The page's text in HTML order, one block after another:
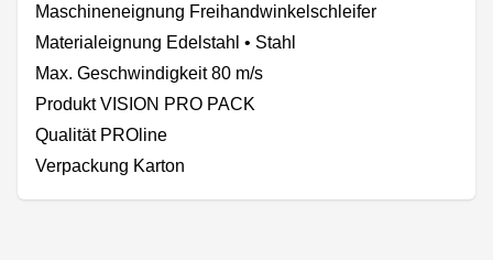
Maschineneignung Freihandwinkelschleifer
Materialeignung Edelstahl • Stahl
Max. Geschwindigkeit 80 m/s
Produkt VISION PRO PACK
Qualität PROline
Verpackung Karton